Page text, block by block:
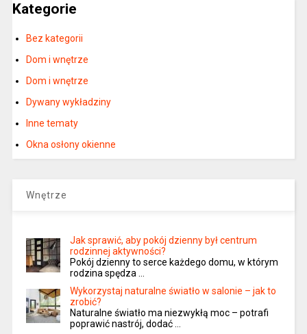
Kategorie
Bez kategorii
Dom i wnętrze
Dom i wnętrze
Dywany wykładziny
Inne tematy
Okna osłony okienne
Wnętrze
Jak sprawić, aby pokój dzienny był centrum
rodzinnej aktywności?
Pokój dzienny to serce każdego domu, w którym
rodzina spędza …
Wykorzystaj naturalne światło w salonie – jak to
zrobić?
Naturalne światło ma niezwykłą moc – potrafi
poprawić nastrój, dodać …